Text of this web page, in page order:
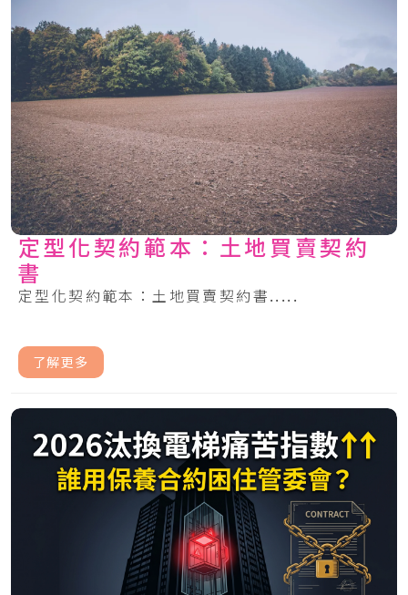
定型化契約範本：土地買賣契約
書
定型化契約範本：土地買賣契約書.....
了解更多